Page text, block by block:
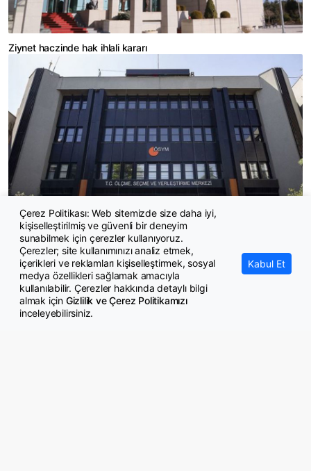
Ziynet haczinde hak ihlali kararı
ÖSYM'den kalp masajıyla hayat kurtaran gözetmene ceza
Çerez Politikası: Web sitemizde size daha iyi,
kişiselleştirilmiş ve güvenli bir deneyim
sunabilmek için çerezler kullanıyoruz.
Çerezler; site kullanımınızı analiz etmek,
içerikleri ve reklamları kişiselleştirmek, sosyal
medya özellikleri sağlamak amacıyla
kullanılabilir. Çerezler hakkında detaylı bilgi
almak için Gizlilik ve Çerez Politikamızı
inceleyebilirsiniz.
Kabul Et